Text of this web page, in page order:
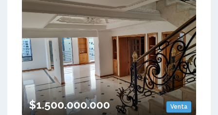
Venta
$1.500.000.000